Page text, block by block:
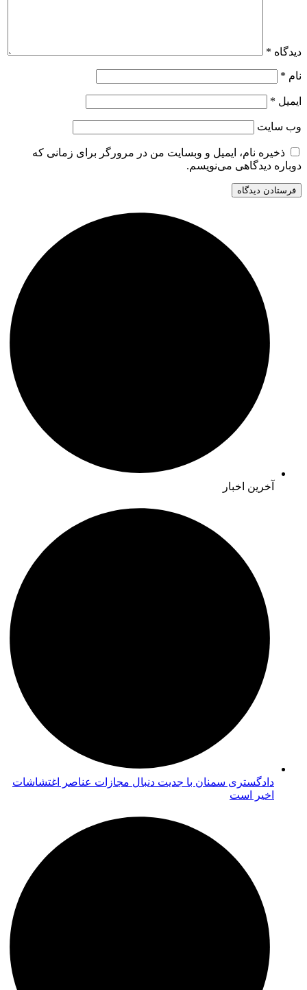
دیدگاه *
نام *
ایمیل *
وب‌ سایت
ذخیره نام، ایمیل و وبسایت من در مرورگر برای زمانی که
دوباره دیدگاهی می‌نویسم.
آخرین اخبار
دادگستری سمنان با جدیت دنبال مجازات عناصر اغتشاشات
اخیر است